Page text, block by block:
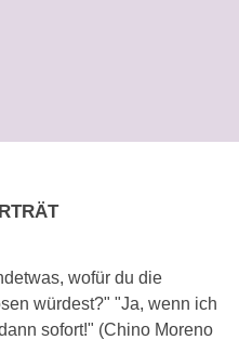
wofür du die
würdest?" "Ja, wenn ich
sofort!" (Chino Moreno